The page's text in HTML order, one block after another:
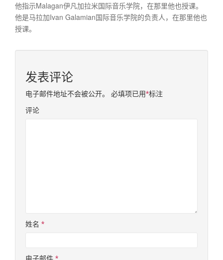
他指示Malagan伊凡加拉米国际音乐学院，在那里他也授课。
他是马拉加Ivan Galamian国际音乐学院的负责人，在那里他也
授课。
发表评论
电子邮件地址不会被公开。 必填项已用*标注
评论
姓名 *